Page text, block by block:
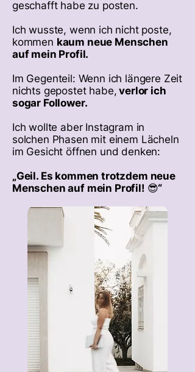
geschafft habe zu posten.
Ich wusste, wenn ich nicht poste,
kommen kaum neue Menschen
auf mein Profil.
Im Gegenteil: Wenn ich längere Zeit
nichts gepostet habe, verlor ich
sogar Follower.
Ich wollte aber Instagram in
solchen Phasen mit einem Lächeln
im Gesicht öffnen und denken:
„Geil. Es kommen trotzdem neue
Menschen auf mein Profil! 😎“